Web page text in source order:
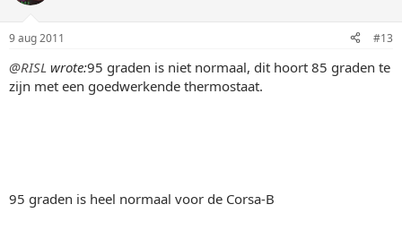
9 aug 2011 #13
@RISL wrote:95 graden is niet normaal, dit hoort 85 graden te
zijn met een goedwerkende thermostaat.
95 graden is heel normaal voor de Corsa-B